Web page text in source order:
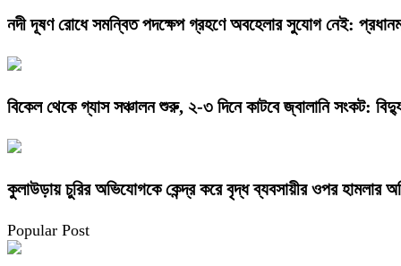
নদী দূষণ রোধে সমন্বিত পদক্ষেপ গ্রহণে অবহেলার সুযোগ নেই:
বিকেল থেকে গ্যাস সঞ্চালন শুরু, ২-৩ দিনে কাটবে জ্বালানি সংকট:
কুলাউড়ায় চুরির অভিযোগকে কেন্দ্র করে বৃদ্ধ ব্যবসায়ীর ওপর হামলার
Popular Post